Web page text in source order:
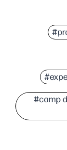
#camp